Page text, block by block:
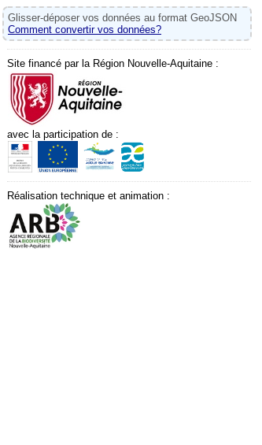
Glisser-déposer vos données au format GeoJSON
Comment convertir vos données?
Site financé par la Région Nouvelle-Aquitaine :
avec la participation de :
Réalisation technique et animation :